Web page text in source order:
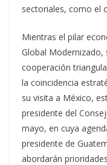
sectoriales, como el
Mientras el pilar
Global Modernizado,
cooperación
la coincidencia
su visita a México,
presidente del
mayo, en cuya
presidente de
abordarán